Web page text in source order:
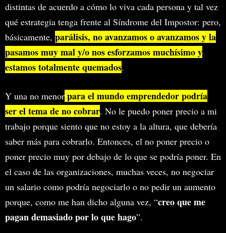
distintas de acuerdo a cómo lo viva cada persona y tal vez
qué estrategia tenga frente al Síndrome del Impostor: pero,
básicamente, parálisis, no avanzamos o avanzamos y la
pasamos muy mal y/o nos esforzamos muchísimo y
estamos totalmente quemados.
Y una no menor para el mundo emprendedor podría
ser el tema de no cobrar. No le puedo poner precio a mi
trabajo porque siento que no estoy a la altura, que debería
saber más para cobrarlo. Entonces, el no poner precio o
poner precio muy por debajo de lo que se podría poner. En
el caso de las organizaciones, muchas veces, no negociar
un salario como podría negociarlo o no pedir un aumento
porque, como me han dicho alguna vez, “creo que me
pagan demasiado por lo que hago”.